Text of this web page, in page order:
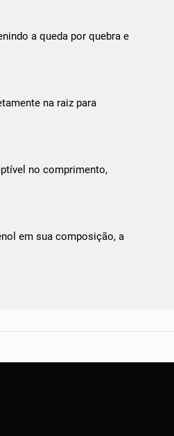
a queda por quebra e
na raiz para
no comprimento,
em sua composição, a